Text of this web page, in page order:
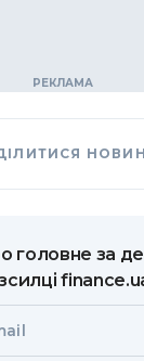
головне за